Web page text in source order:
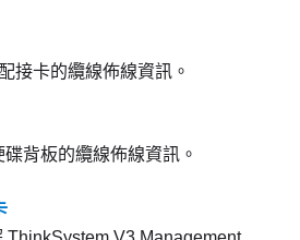
接卡的纜線佈線資訊。
背板的纜線佈線資訊。